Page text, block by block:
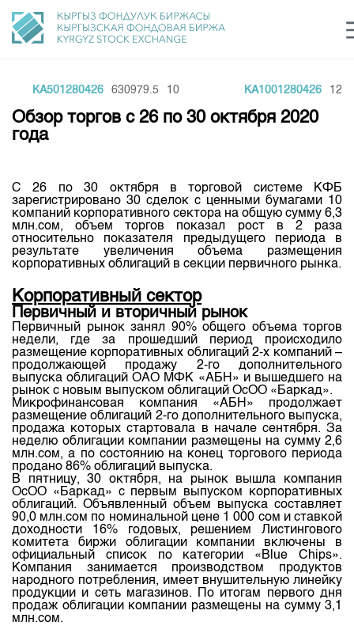
Финансовый рынок KG login Рус Кыр
Общая информация
Акционеры
Руководство
Комитеты
Участники торгов
Наши партнеры
Cтратегия развития
Корпоративные документы
Контакты
Направления
Товарно-сырьевой сектор
Листинг
Центр раскрытия информации
Тарифы
Аналитика
Финансовый рынок KG
Пресс-клуб
25 лет ЗАО КФБ
Нормативная база
Биржевая деятельность
Депозитарная деятельность
Центр раскрытия информации
Статистика торгов
Итоги последних торгов
Архив торгов
Индекс и Капитализация
Котировки по ЦБ
Котировки по драг. металлам
Расписание аукционов по ГЦБ
Результаты аукционов ГЦБ
Объем ГЦБ в обращении
Результаты аукционов по депозитам
Учебный центр
Общая информация
План работы на год
KA501280426 630979.5 10 KA1001280426
Обзор торгов с 26 по 30 октября 2020
года
С 26 по 30 октября в торговой системе КФБ
зарегистрировано 30 сделок с ценными бумагами 10
компаний корпоративного сектора на общую сумму 6,3
млн.сом, объем торгов показал рост в 2 раза
относительно показателя предыдущего периода в
результате увеличения объема размещения
корпоративных облигаций в секции первичного рынка.
Корпоративный сектор
Первичный и вторичный рынок
Первичный рынок занял 90% общего объема торгов
недели, где за прошедший период происходило
размещение корпоративных облигаций 2-х компаний –
продолжающей продажу 2-го дополнительного
выпуска облигаций ОАО МФК «АБН» и вышедшего на
рынок с новым выпуском облигаций ОсОО «Баркад».
Микрофинансовая компания «АБН» продолжает
размещение облигаций 2-го дополнительного выпуска,
продажа которых стартовала в начале сентября. За
неделю облигации компании размещены на сумму 2,6
млн.сом, а по состоянию на конец торгового периода
продано 86% облигаций выпуска.
В пятницу, 30 октября, на рынок вышла компания
ОсОО «Баркад» с первым выпуском корпоративных
облигаций. Объявленный объем выпуска составляет
90,0 млн.сом по номинальной цене 1 000 сом и ставкой
доходности 16% годовых, решением Листингового
комитета биржи облигации компании включены в
официальный список по категории «Blue Chips».
Компания занимается производством продуктов
народного потребления, имеет внушительную линейку
продукции и сеть магазинов. По итогам первого дня
продаж облигации компании размещены на сумму 3,1
млн.сом.